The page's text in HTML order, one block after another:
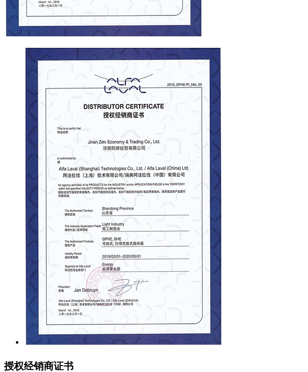
授权经销商证书